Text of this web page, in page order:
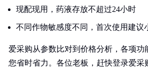
现配现用，药液存放不超过24小时
不同作物敏感度不同，首次使用建议
爱采购从参数比对到价格分析，各项功
您省时省力。各位老板，赶快登录爱采